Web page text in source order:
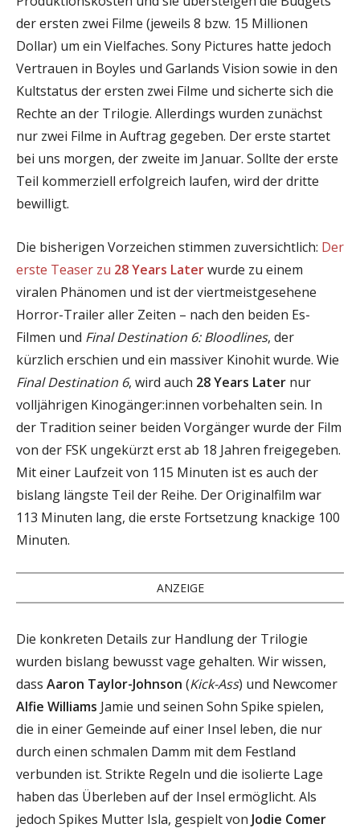
der ersten zwei Filme (jeweils 8 bzw. 15 Millionen
Dollar) um ein Vielfaches. Sony Pictures hatte jedoch
Vertrauen in Boyles und Garlands Vision sowie in den
Kultstatus der ersten zwei Filme und sicherte sich die
Rechte an der Trilogie. Allerdings wurden zunächst
nur zwei Filme in Auftrag gegeben. Der erste startet
bei uns morgen, der zweite im Januar. Sollte der erste
Teil kommerziell erfolgreich laufen, wird der dritte
bewilligt.
Die bisherigen Vorzeichen stimmen zuversichtlich: Der
erste Teaser zu 28 Years Laterwurde zu einem
viralen Phänomen und ist der viertmeistgesehene
Horror-Trailer aller Zeiten – nach den beiden Es-
Filmen und Final Destination 6: Bloodlines, der
kürzlich erschien und ein massiver Kinohit wurde. Wie
Final Destination 6, wird auch 28 Years Later nur
volljährigen Kinogänger:innen vorbehalten sein. In
der Tradition seiner beiden Vorgänger wurde der Film
von der FSK ungekürzt erst ab 18 Jahren freigegeben.
Mit einer Laufzeit von 115 Minuten ist es auch der
bislang längste Teil der Reihe. Der Originalfilm war
113 Minuten lang, die erste Fortsetzung knackige 100
Minuten.
ANZEIGE
Die konkreten Details zur Handlung der Trilogie
wurden bislang bewusst vage gehalten. Wir wissen,
dass Aaron Taylor-Johnson (Kick-Ass) und Newcomer
Alfie Williams Jamie und seinen Sohn Spike spielen,
die in einer Gemeinde auf einer Insel leben, die nur
durch einen schmalen Damm mit dem Festland
verbunden ist. Strikte Regeln und die isolierte Lage
haben das Überleben auf der Insel ermöglicht. Als
jedoch Spikes Mutter Isla, gespielt von Jodie Comer